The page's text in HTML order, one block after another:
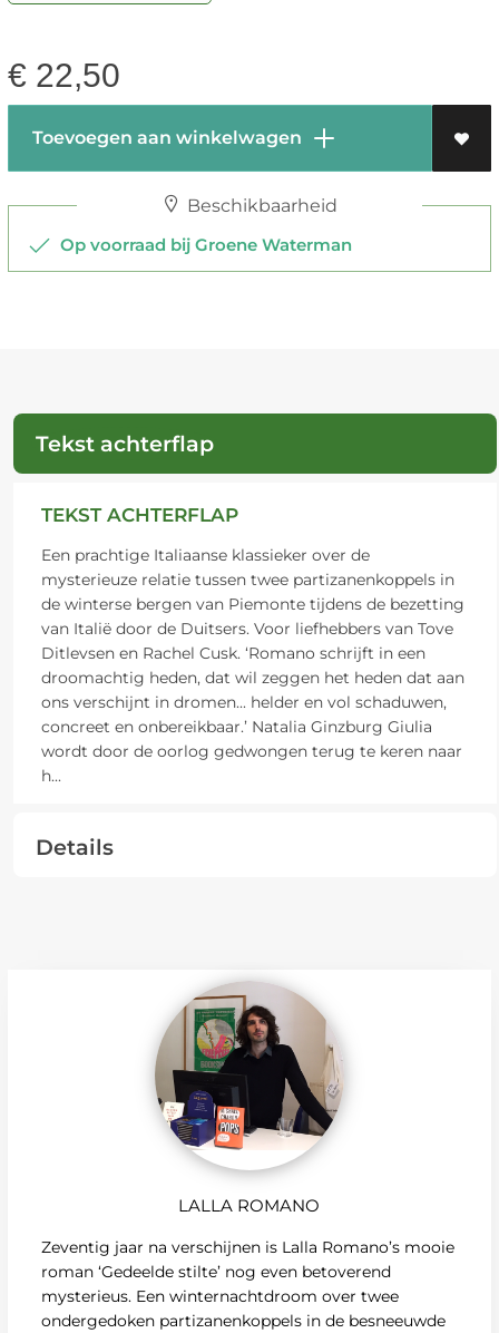
€ 22,50
Toevoegen aan winkelwagen
Beschikbaarheid
Op voorraad bij Groene Waterman
Tekst achterflap
TEKST ACHTERFLAP
Een prachtige Italiaanse klassieker over de
mysterieuze relatie tussen twee partizanenkoppels in
de winterse bergen van Piemonte tijdens de bezetting
van Italië door de Duitsers. Voor liefhebbers van Tove
Ditlevsen en Rachel Cusk. ‘Romano schrijft in een
droomachtig heden, dat wil zeggen het heden dat aan
ons verschijnt in dromen... helder en vol schaduwen,
concreet en onbereikbaar.’ Natalia Ginzburg Giulia
wordt door de oorlog gedwongen terug te keren naar
h...
Details
LALLA ROMANO
Zeventig jaar na verschijnen is Lalla Romano’s mooie
roman ‘Gedeelde stilte’ nog even betoverend
mysterieus. Een winternachtdroom over twee
ondergedoken partizanenkoppels in de besneeuwde